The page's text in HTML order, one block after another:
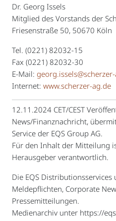
Dr. Georg Issels
Mitglied des Vorstands der
Friesenstraße 50, 50670 Köln
Tel. (0221) 82032-15
Fax (0221) 82032-30
E-Mail:
Internet: www.scherzer-ag.de
12.11.2024 CET/CEST
News/Finanznachricht,
Service der EQS Group AG.
Für den Inhalt der Mitteilung
Herausgeber verantwortlich.
Die EQS Distributionsservices
Meldepflichten, Corporate
Pressemitteilungen.
Medienarchiv unter https://